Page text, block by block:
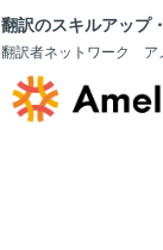
翻訳のスキルアップ
翻訳者ネットワーク ア